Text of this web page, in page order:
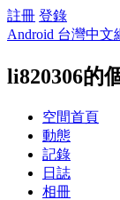
註冊 登錄
Android 台灣中文
li820306的
空間首頁
動態
記錄
日誌
相冊